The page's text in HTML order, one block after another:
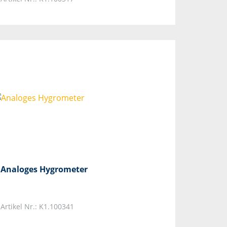
Analoges Hygrometer
Artikel Nr.: K1.100341